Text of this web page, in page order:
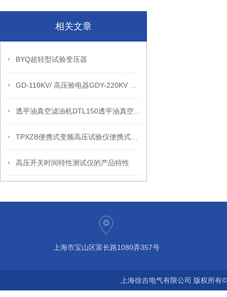
相关文章
BYQ超轻型试验变压器
高压开关时间特性测试仪的产品特性
上海市宝山区富长路1080弄357号
上海徐吉电气有限公司 版权所